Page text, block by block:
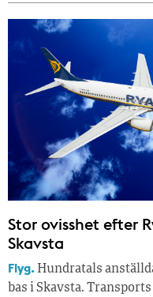
Stor ovisshet efter
Skavsta
Flyg. Hundratals
bas i Skavsta.